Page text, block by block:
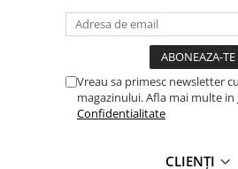
Vreau sa primesc newsletter
magazinului. Afla mai multe in
Confidentialitate
CLIENȚI